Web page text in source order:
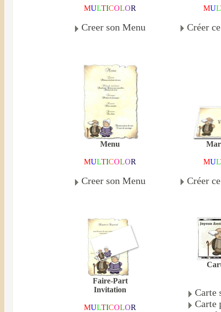
MULTICOLOR
Creer son Menu
MUL
Créer
Menu
MULTICOLOR
Creer son Menu
MUL
Créer
Faire-Part
Invitation
MULTICOLOR
Carte
Carte